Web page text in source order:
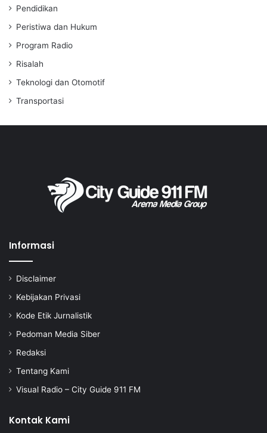
Pendidikan
Peristiwa dan Hukum
Program Radio
Risalah
Teknologi dan Otomotif
Transportasi
Informasi
Disclaimer
Kebijakan Privasi
Kode Etik Jurnalistik
Pedoman Media Siber
Redaksi
Tentang Kami
Visual Radio – City Guide 911 FM
Kontak Kami